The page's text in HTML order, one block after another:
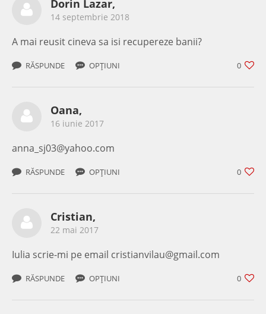
Dorin Lazar,
14 septembrie 2018
A mai reusit cineva sa isi recupereze banii?
0
RĂSPUNDE OPȚIUNI
Oana,
16 iunie 2017
anna_sj03@yahoo.com
0
RĂSPUNDE OPȚIUNI
Cristian,
22 mai 2017
Iulia scrie-mi pe email cristianvilau@gmail.com
0
RĂSPUNDE OPȚIUNI